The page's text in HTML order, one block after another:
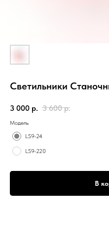
Светильники
3 000 р. 3 600 р.
Модель
LS9-24
LS9-220
В